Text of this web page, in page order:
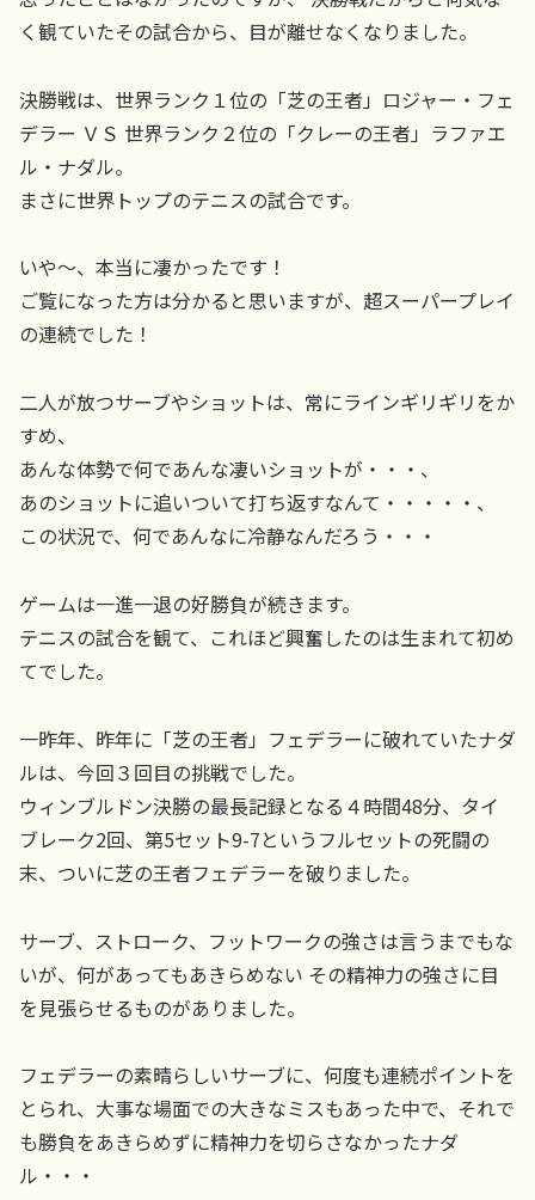
く観ていたその試合から、目が離せなくなりました。
決勝戦は、世界ランク１位の「芝の王者」ロジャー・フェ
デラー ＶＳ 世界ランク２位の「クレーの王者」ラファエ
ル・ナダル。
まさに世界トップのテニスの試合です。
いや～、本当に凄かったです！
ご覧になった方は分かると思いますが、超スーパープレイ
の連続でした！
二人が放つサーブやショットは、常にラインギリギリをか
すめ、
あんな体勢で何であんな凄いショットが・・・、
あのショットに追いついて打ち返すなんて・・・・・、
この状況で、何であんなに冷静なんだろう・・・
ゲームは一進一退の好勝負が続きます。
テニスの試合を観て、これほど興奮したのは生まれて初め
てでした。
一昨年、昨年に「芝の王者」フェデラーに破れていたナダ
ルは、今回３回目の挑戦でした。
ウィンブルドン決勝の最長記録となる４時間48分、タイ
ブレーク2回、第5セット9-7というフルセットの死闘の
末、ついに芝の王者フェデラーを破りました。
サーブ、ストローク、フットワークの強さは言うまでもな
いが、何があってもあきらめない その精神力の強さに目
を見張らせるものがありました。
フェデラーの素晴らしいサーブに、何度も連続ポイントを
とられ、大事な場面での大きなミスもあった中で、それで
も勝負をあきらめずに精神力を切らさなかったナダ
ル・・・